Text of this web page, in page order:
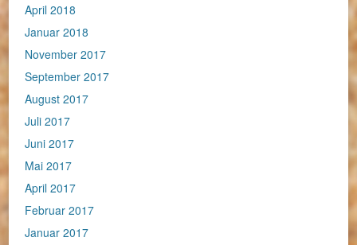
April 2018
Januar 2018
November 2017
September 2017
August 2017
Juli 2017
Juni 2017
Mai 2017
April 2017
Februar 2017
Januar 2017